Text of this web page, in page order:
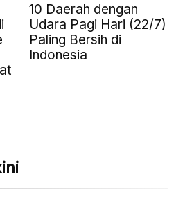
10 Daerah dengan
Udara Pagi Hari (22/7)
Paling Bersih di
Indonesia